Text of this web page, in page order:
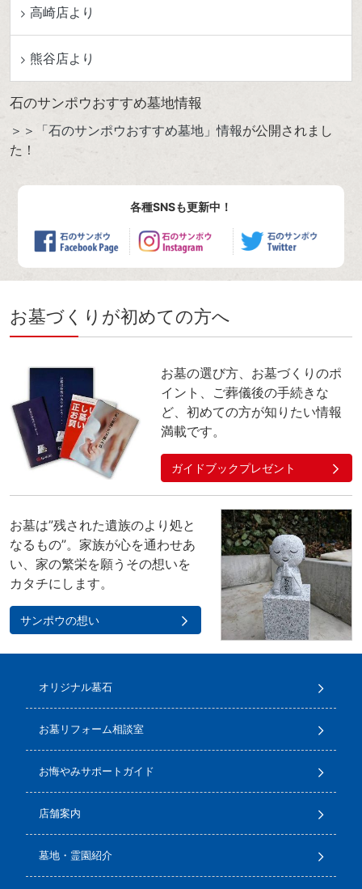
高崎店より
熊谷店より
石のサンポウおすすめ墓地情報
＞＞「石のサンポウおすすめ墓地」情報が公開されまし
た！
各種SNSも更新中！
お墓づくりが初めての方へ
お墓の選び方、お墓づくりのポ
イント、ご葬儀後の手続きな
ど、初めての方が知りたい情報
満載です。
ガイドブックプレゼント
お墓は”残された遺族のより処と
なるもの”。家族が心を通わせあ
い、家の繁栄を願うその想いを
カタチにします。
サンポウの想い
オリジナル墓石
お墓リフォーム相談室
お悔やみサポートガイド
店舗案内
墓地・霊園紹介